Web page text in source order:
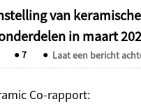
van keramische
in maart
●7 ● Laat een bericht
Co-rapport: